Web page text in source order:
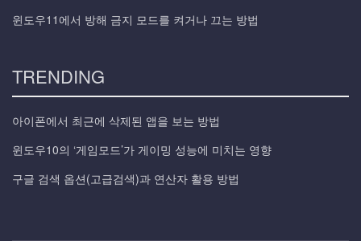
윈도우11에서 방해 금지 모드를 켜거나 끄는 방법
TRENDING
아이폰에서 최근에 삭제된 앱을 보는 방법
윈도우10의 ‘게임모드’가 게이밍 성능에 미치는 영향
구글 검색 옵션(고급검색)과 연산자 활용 방법